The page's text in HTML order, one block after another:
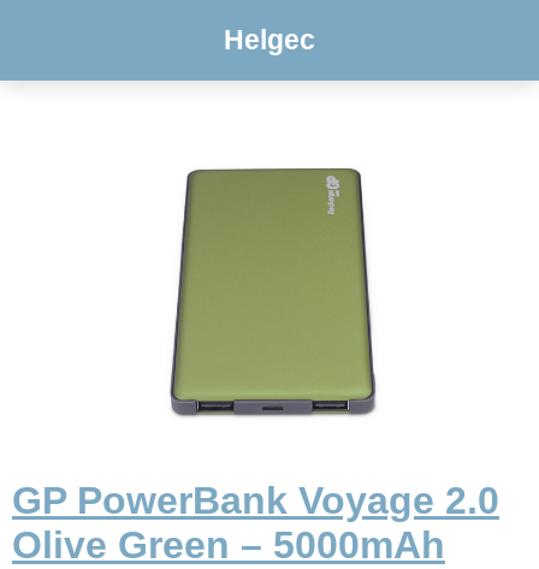
Helgec
GP PowerBank Voyage 2.0
Olive Green – 5000mAh